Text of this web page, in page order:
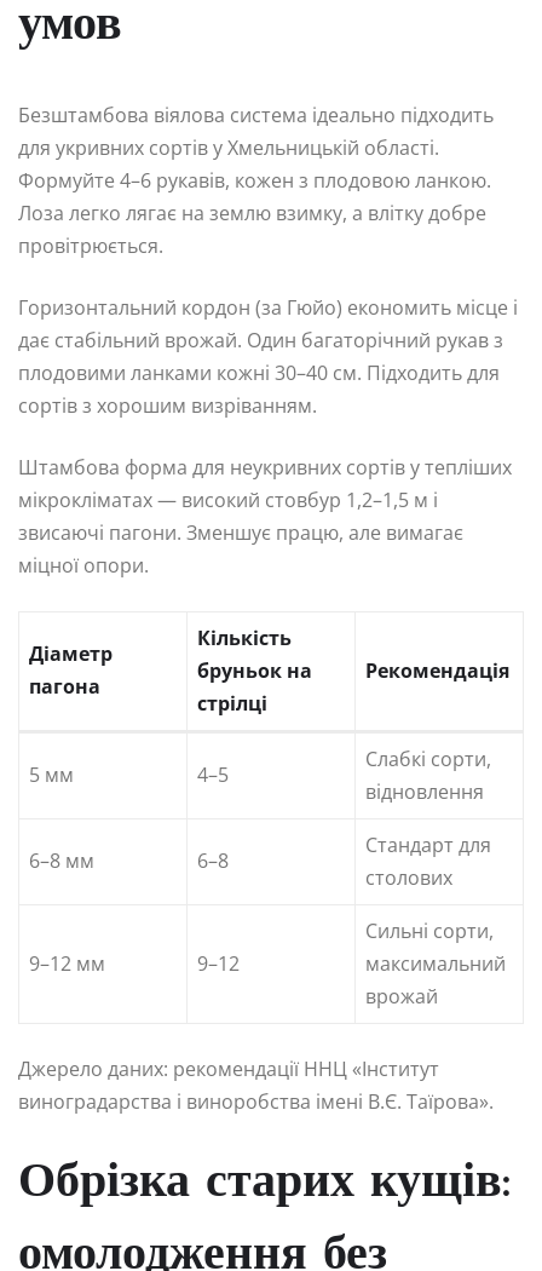
умов
Безштамбова віялова система ідеально підходить
для укривних сортів у Хмельницькій області.
Формуйте 4–6 рукавів, кожен з плодовою ланкою.
Лоза легко лягає на землю взимку, а влітку добре
провітрюється.
Горизонтальний кордон (за Гюйо) економить місце і
дає стабільний врожай. Один багаторічний рукав з
плодовими ланками кожні 30–40 см. Підходить для
сортів з хорошим визріванням.
Штамбова форма для неукривних сортів у тепліших
мікрокліматах — високий стовбур 1,2–1,5 м і
звисаючі пагони. Зменшує працю, але вимагає
міцної опори.
Діаметр
пагона
Кількість
бруньок на
стрілці
Рекомендація
5 мм 4–5
Слабкі сорти,
відновлення
6–8 мм 6–8
Стандарт для
столових
9–12 мм 9–12
Сильні сорти,
максимальний
врожай
Джерело даних: рекомендації ННЦ «Інститут
виноградарства і виноробства імені В.Є. Таїрова».
Обрізка старих кущів:
омолодження без